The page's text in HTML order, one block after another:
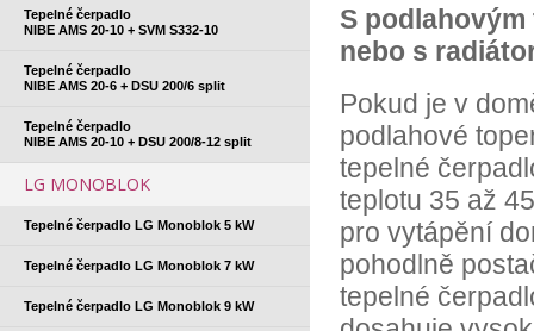
Tepelné čerpadlo
NIBE AMS 20-10 + SVM S332-10
Tepelné čerpadlo
NIBE AMS 20-6 + DSU 200/6 split
Tepelné čerpadlo
NIBE AMS 20-10 + DSU 200/8-12 split
LG MONOBLOK
Tepelné čerpadlo LG Monoblok 5 kW
Tepelné čerpadlo LG Monoblok 7 kW
Tepelné čerpadlo LG Monoblok 9 kW
S
nebo s
Pokud je v
podlahové
tepelné
teplotu 35 až
pro vytápění
pohodlně
tepelné